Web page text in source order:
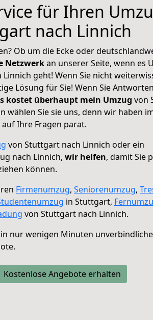
für Ihren
nach Linnich
Ob um die Ecke oder
Netzwerkan unserer Seite, wenn es
geht! Wenn Sie nicht
Lösung für Sie! Wenn Sie
kostet überhaupt mein Umzug von
wählen Sie sie uns, denn wir haben
Ihre Fragen parat.
von Stuttgart nach Linnich oder ein
nach Linnich, wir helfen, damit Sie
können.
Firmenumzug, Seniorenumzug,
in Stuttgart,
von Stuttgart nach Linnich.
in nur wenigen Minuten
Kostenlose Angebote erhalten